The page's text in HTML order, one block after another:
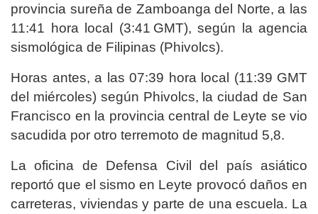
provincia sureña de Zamboanga del Norte, a las
11:41 hora local (3:41 GMT), según la agencia
sismológica de Filipinas (Phivolcs).
Horas antes, a las 07:39 hora local (11:39 GMT
del miércoles) según Phivolcs, la ciudad de San
Francisco en la provincia central de Leyte se vio
sacudida por otro terremoto de magnitud 5,8.
La oficina de Defensa Civil del país asiático
reportó que el sismo en Leyte provocó daños en
carreteras, viviendas y parte de una escuela. La